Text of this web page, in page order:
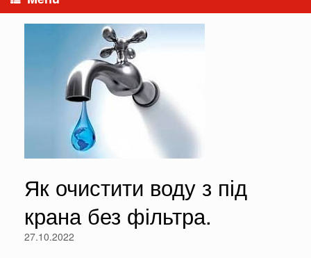
Як очистити воду з під
крана без фільтра.
27.10.2022